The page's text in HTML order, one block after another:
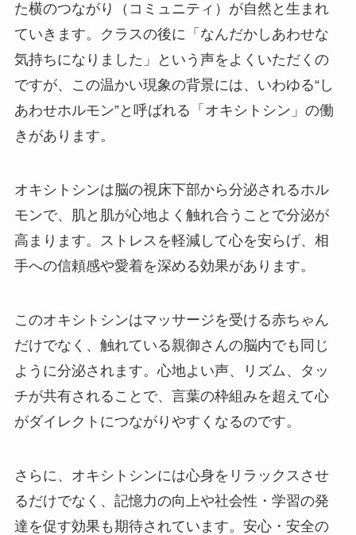
た横のつながり（コミュニティ）が自然と生まれ
ていきます。クラスの後に「なんだかしあわせな
気持ちになりました」という声をよくいただくの
ですが、この温かい現象の背景には、いわゆる“し
あわせホルモン”と呼ばれる「オキシトシン」の働
きがあります。
オキシトシンは脳の視床下部から分泌されるホル
モンで、肌と肌が心地よく触れ合うことで分泌が
高まります。ストレスを軽減して心を安らげ、相
手への信頼感や愛着を深める効果があります。
このオキシトシンはマッサージを受ける赤ちゃん
だけでなく、触れている親御さんの脳内でも同じ
ように分泌されます。心地よい声、リズム、タッ
チが共有されることで、言葉の枠組みを超えて心
がダイレクトにつながりやすくなるのです。
さらに、オキシトシンには心身をリラックスさせ
るだけでなく、記憶力の向上や社会性・学習の発
達を促す効果も期待されています。安心・安全の